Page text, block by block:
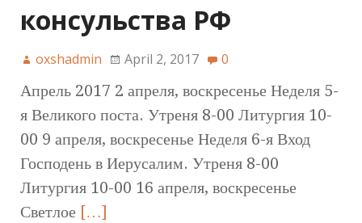
консульства РФ
oxshadmin April 2, 2017 0
Апрель 2017 2 апреля, воскресенье Неделя 5-
я Великого поста. Утреня 8-00 Литургия 10-
00 9 апреля, воскресенье Неделя 6-я Вход
Господень в Иерусалим. Утреня 8-00
Литургия 10-00 16 апреля, воскресенье
Светлое […]